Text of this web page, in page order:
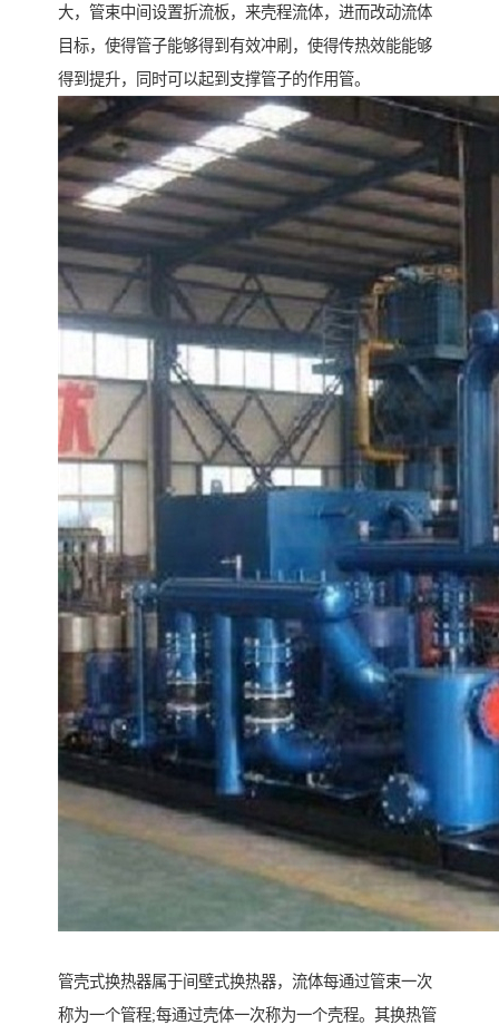
大，管束中间设置折流板，来壳程流体，进而改动流体
目标，使得管子能够得到有效冲刷，使得传热效能能够
得到提升，同时可以起到支撑管子的作用管。
管壳式换热器属于间壁式换热器，流体每通过管束一次
称为一个管程;每通过壳体一次称为一个壳程。其换热管